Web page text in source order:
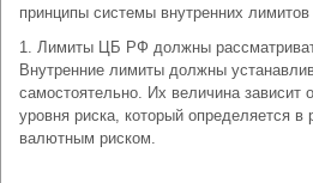
принципы системы внутренних
1. Лимиты ЦБ РФ должны
Внутренние лимиты должны
самостоятельно. Их величина
уровня риска, который определяется в
валютным риском.